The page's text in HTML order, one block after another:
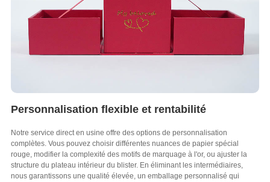
Personnalisation flexible et rentabilité
Notre service direct en usine offre des options de personnalisation
complètes. Vous pouvez choisir différentes nuances de papier spécial
rouge, modifier la complexité des motifs de marquage à l'or, ou ajuster la
structure du plateau intérieur du blister. En éliminant les intermédiaires,
nous garantissons une qualité élevée, un emballage personnalisé qui